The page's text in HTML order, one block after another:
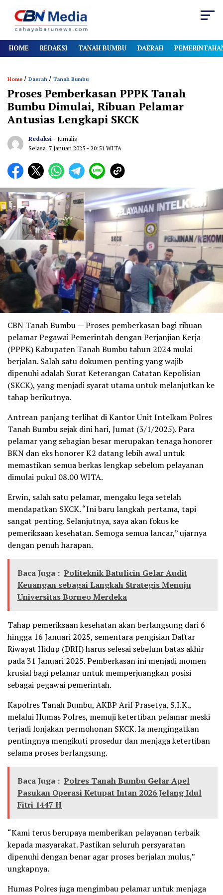
HOME REDAKSI TANAH BUMBU DAERAH
Home / Daerah / Tanah Bumbu
Proses Pemberkasan PPPK Tanah
Bumbu Dimulai, Ribuan Pelamar
Antusias Lengkapi SKCK
Redaksi - Jurnalis
Selasa, 7 Januari 2025 - 20:51 WITA
CBN Tanah Bumbu — Proses pemberkasan bagi ribuan
pelamar Pegawai Pemerintah dengan Perjanjian Kerja
(PPPK) Kabupaten Tanah Bumbu tahun 2024 mulai
berjalan. Salah satu dokumen penting yang wajib
dipenuhi adalah Surat Keterangan Catatan Kepolisian
(SKCK), yang menjadi syarat utama untuk melanjutkan ke
tahap berikutnya.
Antrean panjang terlihat di Kantor Unit Intelkam Polres
Tanah Bumbu sejak dini hari, Jumat (3/1/2025). Para
pelamar yang sebagian besar merupakan tenaga honorer
BKN dan eks honorer K2 datang lebih awal untuk
memastikan semua berkas lengkap sebelum pelayanan
dimulai pukul 08.00 WITA.
Erwin, salah satu pelamar, mengaku lega setelah
mendapatkan SKCK. “Ini baru langkah pertama, tapi
sangat penting. Selanjutnya, saya akan fokus ke
pemeriksaan kesehatan. Semoga semua lancar,” ujarnya
dengan penuh harapan.
Baca Juga : Politeknik Batulicin Gelar Audit
Keuangan sebagai Langkah Strategis Menuju
Universitas Borneo Merdeka
Tahap pemeriksaan kesehatan akan berlangsung dari 6
hingga 16 Januari 2025, sementara pengisian Daftar
Riwayat Hidup (DRH) harus selesai sebelum batas akhir
pada 31 Januari 2025. Pemberkasan ini menjadi momen
krusial bagi pelamar untuk memperjuangkan posisi
sebagai pegawai pemerintah.
Kapolres Tanah Bumbu, AKBP Arif Prasetya, S.I.K.,
melalui Humas Polres, memuji ketertiban pelamar meski
terjadi lonjakan permohonan SKCK. Ia mengingatkan
pentingnya mengikuti prosedur dan menjaga ketertiban
selama proses berlangsung.
Baca Juga : Polres Tanah Bumbu Gelar Apel
Pasukan Operasi Ketupat Intan 2026 Jelang Idul
Fitri 1447 H
“Kami terus berupaya memberikan pelayanan terbaik
kepada masyarakat. Pastikan seluruh persyaratan
dipenuhi dengan benar agar proses berjalan mulus,”
ungkapnya.
Humas Polres juga mengimbau pelamar untuk menjaga